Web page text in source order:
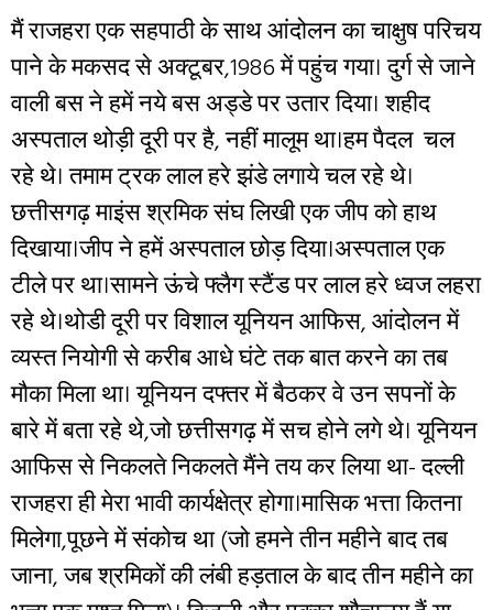
मैं राजहरा एक सहपाठी के साथ आंदोलन का चाक्षुष परिचय
पाने के मकसद से अक्टूबर,1986 में पहुंच गया। दुर्ग से जाने
वाली बस ने हमें नये बस अड्डे पर उतार दिया। शहीद
अस्पताल थोड़ी दूरी पर है, नहीं मालूम था।हम पैदल चल
रहे थे। तमाम ट्रक लाल हरे झंडे लगाये चल रहे थे।
छत्तीसगढ़ माइंस श्रमिक संघ लिखी एक जीप को हाथ
दिखाया।जीप ने हमें अस्पताल छोड़ दिया।अस्पताल एक
टीले पर था।सामने ऊंचे फ्लैग स्टैंड पर लाल हरे ध्वज लहरा
रहे थे।थोडी दूरी पर विशाल यूनियन आफिस, आंदोलन में
व्यस्त नियोगी से करीब आधे घंटे तक बात करने का तब
मौका मिला था। यूनियन दफ्तर में बैठकर वे उन सपनों के
बारे में बता रहे थे,जो छत्तीसगढ़ में सच होने लगे थे। यूनियन
आफिस से निकलते निकलते मैंने तय कर लिया था- दल्ली
राजहरा ही मेरा भावी कार्यक्षेत्र होगा।मासिक भत्ता कितना
मिलेगा,पूछने में संकोच था (जो हमने तीन महीने बाद तब
जाना, जब श्रमिकों की लंबी हड़ताल के बाद तीन महीने का